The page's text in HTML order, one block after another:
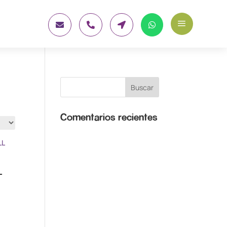
    a
Comentarios recientes